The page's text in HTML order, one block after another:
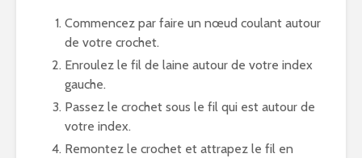
Commencez par faire un nœud coulant autour
de votre crochet.
Enroulez le fil de laine autour de votre index
gauche.
Passez le crochet sous le fil qui est autour de
votre index.
Remontez le crochet et attrapez le fil en